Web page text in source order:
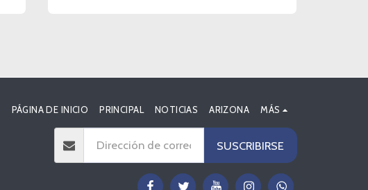
PÁGINA DE INICIO PRINCIPAL NOTICIAS ARIZONA MÁS
SUSCRIBIRSE